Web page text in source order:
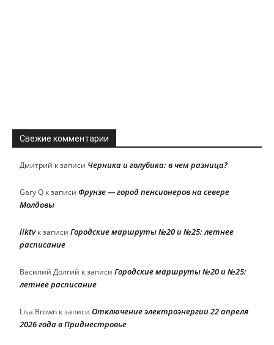
Свежие комментарии
Дмитрий к записи Черника и голубика: в чем разница?
Gary Q к записи Фрунзе — город пенсионеров на севере
Молдовы
liktvк записи Городские маршруты №20 и №25: летнее
расписание
Василий Долгий к записи Городские маршруты №20 и №25:
летнее расписание
Lisa Brown к записи Отключение электроэнергии 22 апреля
2026 года в Приднестровье